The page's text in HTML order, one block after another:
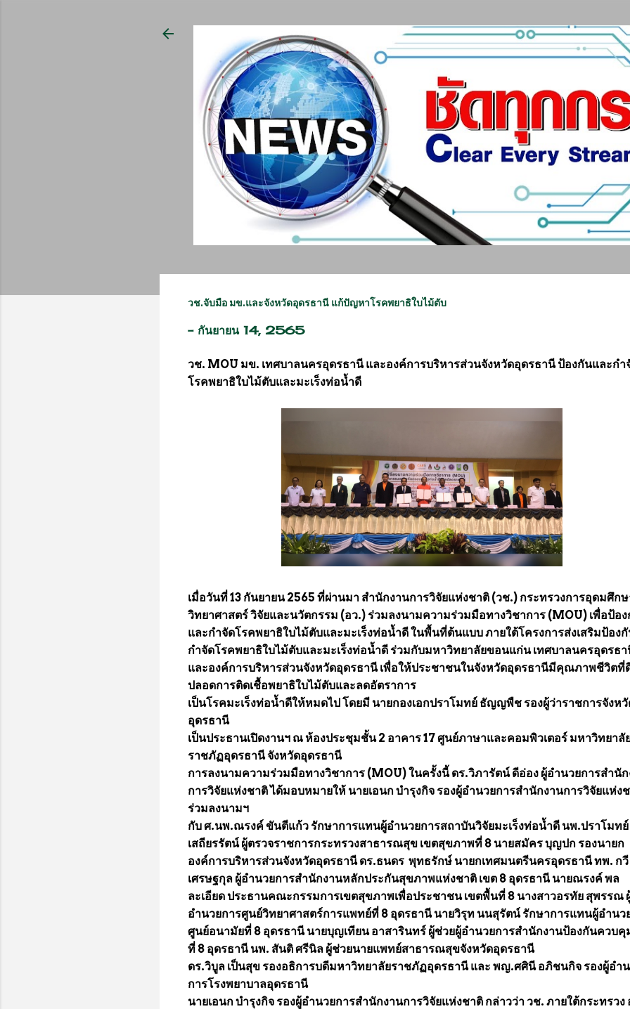
วช.จับมือ มข.และจังหวัดอุดรธานี แก้ปัญหาโรคพยาธิใบไม้ตับ
- กันยายน 14, 2565
วช. MOU มข. เทศบาลนครอุดรธานี และองค์การบริหารส่วนจังหวัดอุดรธานี ป้องกันและกำ
โรคพยาธิใบไม้ตับและมะเร็งท่อน้ำดี
เมื่อวันที่ 13 กันยายน 2565 ที่ผ่านมา สำนักงานการวิจัยแห่งชาติ (วช.) กระทรวงการอุดมศึก
วิทยาศาสตร์ วิจัยและนวัตกรรม (อว.) ร่วมลงนามความร่วมมือทางวิชาการ (MOU) เพื่อป้อ
และกำจัดโรคพยาธิใบไม้ตับและมะเร็งท่อน้ำดี ในพื้นที่ต้นแบบ ภายใต้โครงการส่งเสริมป้อง
กำจัดโรคพยาธิใบไม้ตับและมะเร็งท่อน้ำดี ร่วมกับมหาวิทยาลัยขอนแก่น เทศบาลนครอุดรธ
และองค์การบริหารส่วนจังหวัดอุดรธานี เพื่อให้ประชาชนในจังหวัดอุดรธานีมีคุณภาพชีวิตที่
ปลอดการติดเชื้อพยาธิใบไม้ตับและลดอัตราการ
เป็นโรคมะเร็งท่อน้ำดีให้หมดไป โดยมี นายกองเอกปราโมทย์ ธัญญพืช รองผู้ว่าราชการจังห
อุดรธานี
เป็นประธานเปิดงานฯ ณ ห้องประชุมชั้น 2 อาคาร 17 ศูนย์ภาษาและคอมพิวเตอร์ มหาวิทยาลั
ราชภัฏอุดรธานี จังหวัดอุดรธานี
การลงนามความร่วมมือทางวิชาการ (MOU) ในครั้งนี้ ดร.วิภารัตน์ ดีอ่อง ผู้อำนวยการสำนั
การวิจัยแห่งชาติ ได้มอบหมายให้ นายเอนก บำรุงกิจ รองผู้อำนวยการสำนักงานการวิจัยแห่ง
ร่วมลงนามฯ
กับ ศ.นพ.ณรงค์ ขันตีแก้ว รักษาการแทนผู้อำนวยการสถาบันวิจัยมะเร็งท่อน้ำดี นพ.ปราโมทย์
เสถียรรัตน์ ผู้ตรวจราชการกระทรวงสาธารณสุข เขตสุขภาพที่ 8 นายสมัคร บุญปก รองนายก
องค์การบริหารส่วนจังหวัดอุดรธานี ดร.ธนดร พุทธรักษ์ นายกเทศมนตรีนครอุดรธานี ทพ. กวี
เศรษฐกุล ผู้อำนวยการสำนักงานหลักประกันสุขภาพแห่งชาติ เขต 8 อุดรธานี นายณรงค์ พล
ละเอียด ประธานคณะกรรมการเขตสุขภาพเพื่อประชาชน เขตพื้นที่ 8 นางสาวอรทัย สุพรรณ
อำนวยการศูนย์วิทยาศาสตร์การแพทย์ที่ 8 อุดรธานี นายวิรุท นนสุรัตน์ รักษาการแทนผู้อำนว
ศูนย์อนามัยที่ 8 อุดรธานี นายบุญเทียน อาสารินทร์ ผู้ช่วยผู้อำนวยการสำนักงานป้องกันควบคุ
ที่ 8 อุดรธานี นพ. สันติ ศรีนิล ผู้ช่วยนายแพทย์สาธารณสุขจังหวัดอุดรธานี
ดร.วิบูล เป็นสุข รองอธิการบดีมหาวิทยาลัยราชภัฏอุดรธานี และ พญ.ศศินี อภิชนกิจ รองผู้อำ
การโรงพยาบาลอุดรธานี
นายเอนก บำรุงกิจ รองผู้อำนวยการสำนักงานการวิจัยแห่งชาติ กล่าวว่า วช. ภายใต้กระทรวง